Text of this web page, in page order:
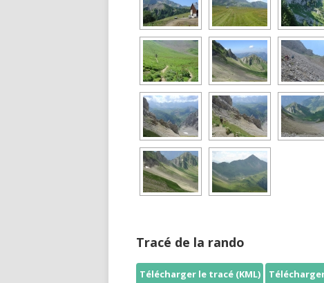
Tracé de la rando
Télécharger le tracé (KML)